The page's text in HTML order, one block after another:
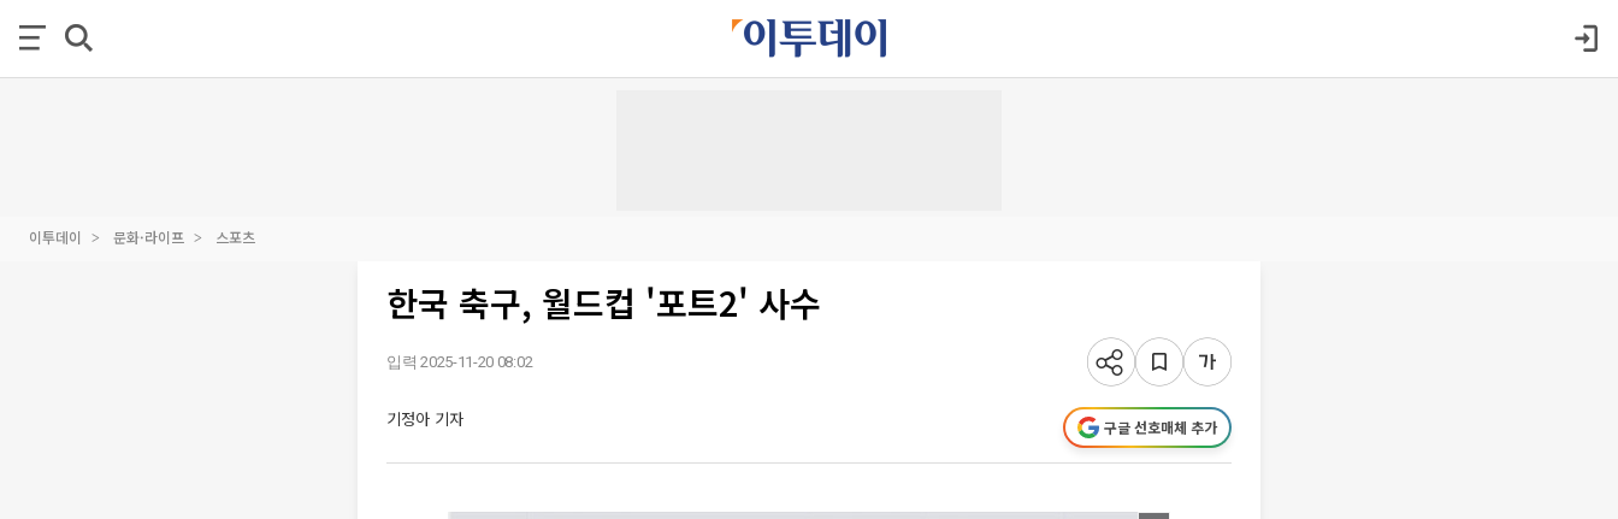
이투데이 문화·라이프 스포츠
한국 축구, 월드컵 '포트2' 사수
입력 2025-11-20 08:02
기정아 기자 구글 선호매체 추가